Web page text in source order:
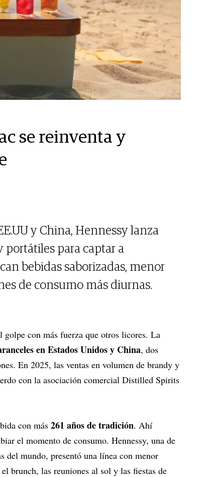
se reinventa y
y China, Hennessy lanza
portátiles para captar a
bebidas saborizadas, menor
de consumo más diurnas.
con más fuerza que otros licores. La
en Estados Unidos y China, dos
En 2025, las ventas en volumen de brandy y
con la asociación comercial Distilled Spirits
con más 261 años de tradición. Ahí
el momento de consumo. Hennessy, una de
del mundo, presentó una línea con menor
brunch, las reuniones al sol y las fiestas de